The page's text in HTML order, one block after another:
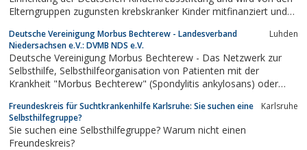
Elterngruppen zugunsten krebskranker Kinder mitfinanziert und
Deutsche Vereinigung Morbus Bechterew - Landesverband
Niedersachsen e.V.: DVMB NDS e.V.
Luhden
Deutsche Vereinigung Morbus Bechterew - Das Netzwerk zur
Selbsthilfe, Selbsthilfeorganisation von Patienten mit der
Krankheit "Morbus Bechterew" (Spondylitis ankylosans) oder
(Spondyloarthritis)
Freundeskreis für Suchtkrankenhilfe Karlsruhe: Sie suchen eine
Selbsthilfegruppe?
Karlsruhe
Sie suchen eine Selbsthilfegruppe? Warum nicht einen
Freundeskreis?